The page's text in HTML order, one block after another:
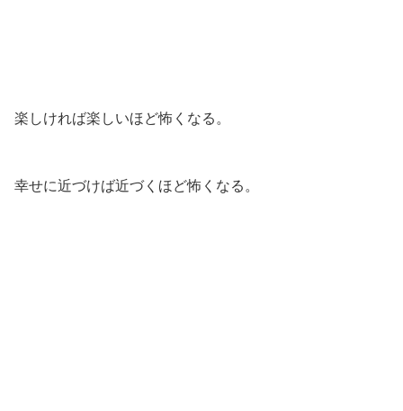
楽しければ楽しいほど怖くなる。
幸せに近づけば近づくほど怖くなる。